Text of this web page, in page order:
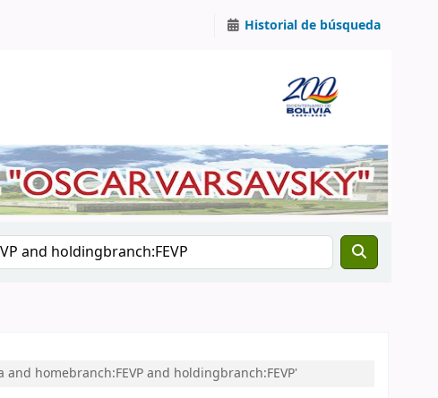
Historial de búsqueda
homebranch:FEVP and holdingbranch:FEVP'